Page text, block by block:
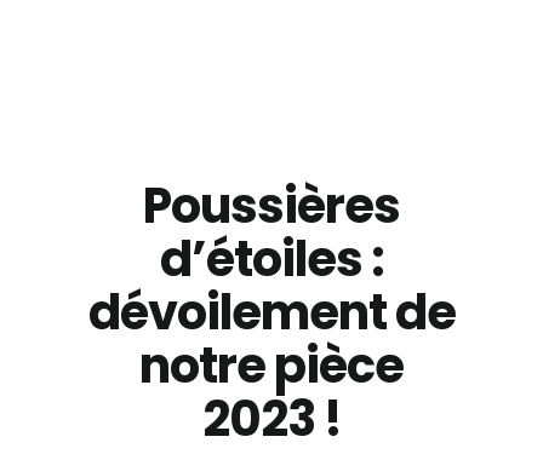
Poussières
d’étoiles :
dévoilement de
notre pièce
2023 !